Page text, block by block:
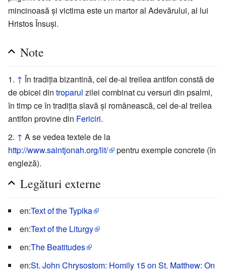
mincinoasă și victima este un martor al Adevărului, al lui
Hristos Însuși.
Note
↑ În tradiția bizantină, cel de-al treilea antifon constă de
de obicei din troparul zilei combinat cu versuri din psalmi,
în timp ce în tradiția slavă și românească, cel de-al treilea
antifon provine din Fericiri.
↑ A se vedea textele de la
http://www.saintjonah.org/lit/
pentru exemple concrete (în
engleză).
Legături externe
en:Text of the Typika
en:Text of the Liturgy
en:The Beatitudes
en:St. John Chrysostom: Homily 15 on St. Matthew: On